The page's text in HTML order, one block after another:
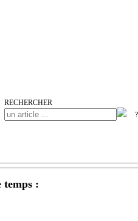
RECHERCHER
?
temps :